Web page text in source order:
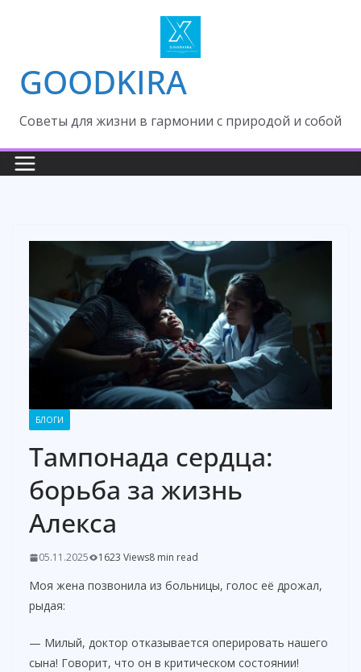
GOODKIRA
Cоветы для жизни в гармонии с природой и собой
БЛОГИ
Тампонада сердца:
борьба за жизнь
Алекса
05.11.2025 1623 Views8 min read
Моя жена позвонила из больницы, голос её дрожал,
рыдая:
— Милый, доктор отказывается оперировать нашего
сына! Говорит, что он в критическом состоянии!